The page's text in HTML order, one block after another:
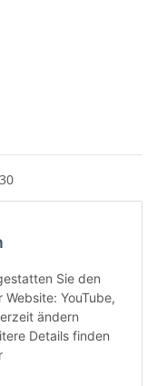
Sie den
YouTube,
ändern
Details finden